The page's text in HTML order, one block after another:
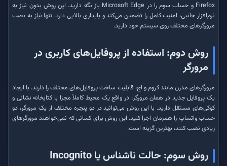
Firefox و حساب سوم را در Microsoft Edge باز نگه دارید. این روش بدون نیاز به
نرم‌افزار جانبی، امنیت کامل را تضمین می‌کند و پایداری بالایی دارد. تنها نیاز به نصب
مرورگرهای مختلف روی سیستم خود دارید.
روش دوم: استفاده از پروفایل‌های کاربری در
مرورگر
مرورگرهای مدرن مانند کروم و اج، قابلیت ساخت پروفایل‌های مختلف را دارند. با ایجاد
یک پروفایل جدید در همان مرورگر، در واقع یک محیط کاملاً مجزا با کتابخانه نشانی و
کوکی‌های مستقل دارید. با این روش می‌توانید در دو پنجره مختلف از یک مرورگر، دو
حساب واتساپ را همزمان اجرا کنید. این روش برای کسانی که نمی‌خواهند مرورگرهای
زیادی نصب کنند، بهترین گزینه است.
روش سوم: حالت ناشناس یا Incognito